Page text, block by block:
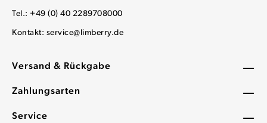
Versand & Rückgabe
Zahlungsarten
Service
Tel.: +49 (0) 40 2289708000
Kontakt: service@limberry.de